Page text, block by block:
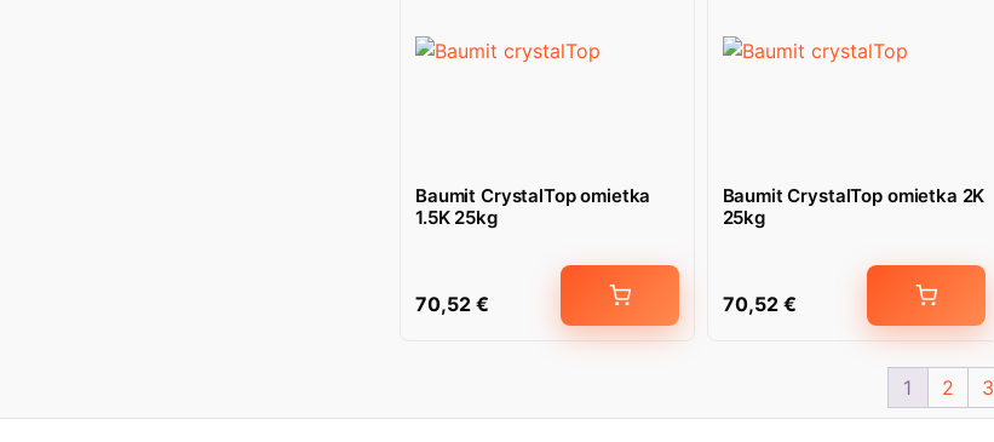
Baumit CrystalTop omietka
1.5K 25kg
70,52 €
Baumit CrystalTop omietka 2K
25kg
70,52 €
1 2 3